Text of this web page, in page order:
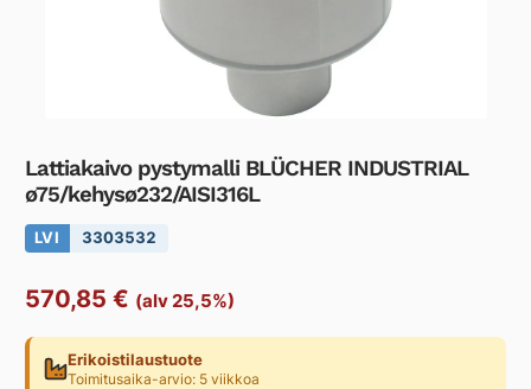
Lattiakaivo pystymalli BLÜCHER INDUSTRIAL
ø75/kehysø232/AISI316L
LVI 3303532
570,85 € (alv 25,5%)
Erikoistilaustuote
Toimitusaika-arvio: 5 viikkoa